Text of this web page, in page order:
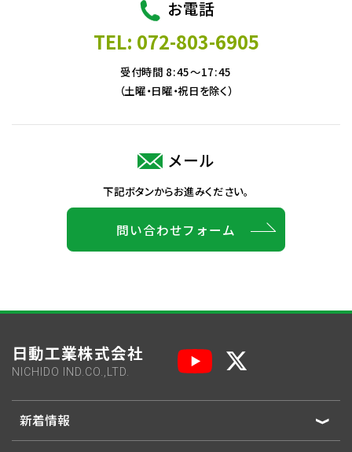
お電話
TEL: 072-803-6905
受付時間 8:45～17:45
（土曜・日曜・祝日を除く）
メール
下記ボタンからお進みください。
問い合わせフォーム
日動工業株式会社
NICHIDO IND.CO.,LTD.
新着情報